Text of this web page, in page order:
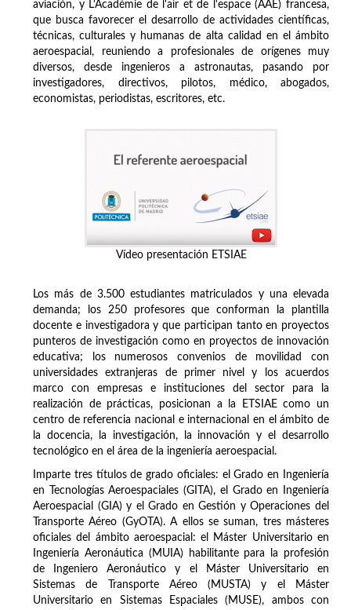
aviación, y L'Académie de l'air et de l'espace (AAE) francesa,
que busca favorecer el desarrollo de actividades científicas,
técnicas, culturales y humanas de alta calidad en el ámbito
aeroespacial, reuniendo a profesionales de orígenes muy
diversos, desde ingenieros a astronautas, pasando por
investigadores, directivos, pilotos, médico, abogados,
economistas, periodistas, escritores, etc.
Vídeo presentación ETSIAE
Los más de 3.500 estudiantes matriculados y una elevada
demanda; los 250 profesores que conforman la plantilla
docente e investigadora y que participan tanto en proyectos
punteros de investigación como en proyectos de innovación
educativa; los numerosos convenios de movilidad con
universidades extranjeras de primer nivel y los acuerdos
marco con empresas e instituciones del sector para la
realización de prácticas, posicionan a la ETSIAE como un
centro de referencia nacional e internacional en el ámbito de
la docencia, la investigación, la innovación y el desarrollo
tecnológico en el área de la ingeniería aeroespacial.
Imparte tres títulos de grado oficiales: el Grado en Ingeniería
en Tecnologías Aeroespaciales (GITA), el Grado en Ingeniería
Aeroespacial (GIA) y el Grado en Gestión y Operaciones del
Transporte Aéreo (GyOTA). A ellos se suman, tres másteres
oficiales del ámbito aeroespacial: el Máster Universitario en
Ingeniería Aeronáutica (MUIA) habilitante para la profesión
de Ingeniero Aeronáutico y el Máster Universitario en
Sistemas de Transporte Aéreo (MUSTA) y el Máster
Universitario en Sistemas Espaciales (MUSE), ambos con